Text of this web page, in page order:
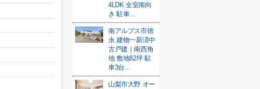
4LDK 全室南向
き 駐車...
南アルプス市徳
永 建物一新済中
古戸建｜南西角
地 敷地82坪 駐
車3台...
山梨市大野 オー